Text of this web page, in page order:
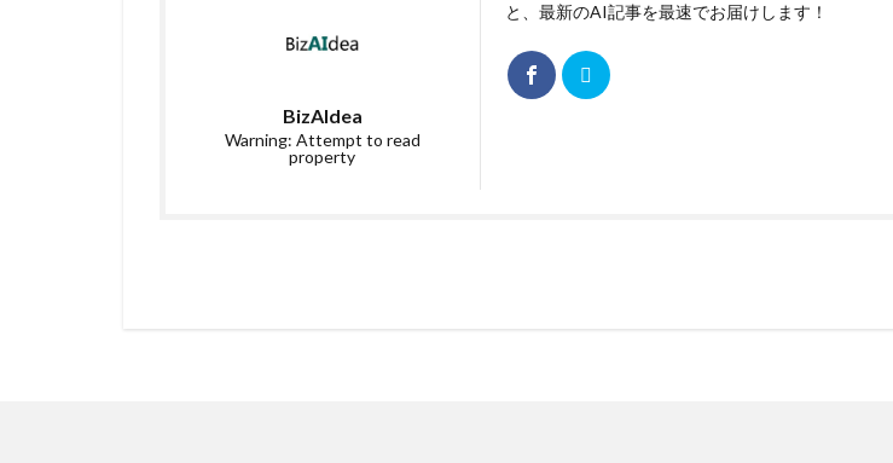
BizAIdea
Warning: Attempt to read
property
と、最新のAI記事を最速でお届けします！